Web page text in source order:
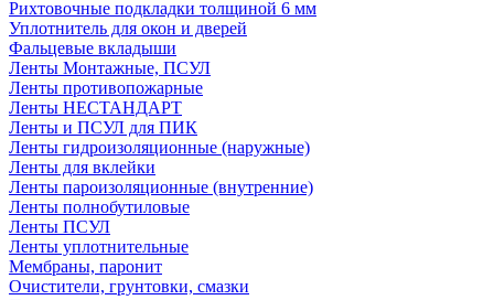
Рихтовочные подкладки толщиной 6 мм
Уплотнитель для окон и дверей
Фальцевые вкладыши
Ленты Монтажные, ПСУЛ
Ленты противопожарные
Ленты НЕСТАНДАРТ
Ленты и ПСУЛ для ПИК
Ленты гидроизоляционные (наружные)
Ленты для вклейки
Ленты пароизоляционные (внутренние)
Ленты полнобутиловые
Ленты ПСУЛ
Ленты уплотнительные
Мембраны, паронит
Очистители, грунтовки, смазки